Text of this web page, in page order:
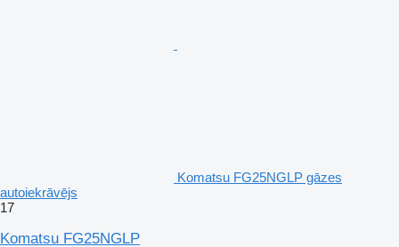
Komatsu FG25NGLP gāzes
autoiekrāvējs
17
Komatsu FG25NGLP